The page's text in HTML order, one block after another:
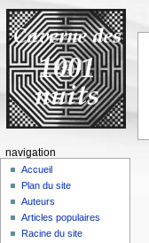
navigation
Accueil
Plan du site
Auteurs
Articles populaires
Racine du site